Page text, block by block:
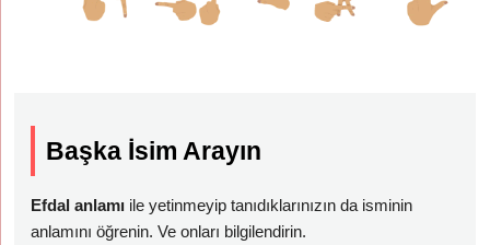
Başka İsim Arayın
Efdal anlamı ile yetinmeyip tanıdıklarınızın da isminin
anlamını öğrenin. Ve onları bilgilendirin.